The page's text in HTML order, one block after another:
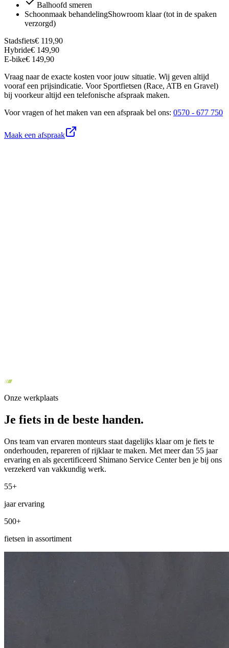
Balhoofd smeren
Schoonmaak behandelingShowroom klaar (tot in de spaken
verzorgd)
Stadsfiets€ 119,90
Hybride€ 149,90
E-bike€ 149,90
Vraag naar de exacte kosten voor jouw situatie. Wij geven altijd
vooraf een prijsindicatie. Voor Sportfietsen (Race, ATB en Gravel)
bij voorkeur altijd een telefonische afspraak maken.
Voor vragen of het maken van een afspraak bel ons: 0570 - 677 750
Maak een afspraak
Onze werkplaats
Je fiets in de beste handen.
Ons team van ervaren monteurs staat dagelijks klaar om je fiets te
onderhouden, repareren of rijklaar te maken. Met meer dan 55 jaar
ervaring en als gecertificeerd Shimano Service Center ben je bij ons
verzekerd van vakkundig werk.
55+
jaar ervaring
500+
fietsen in assortiment